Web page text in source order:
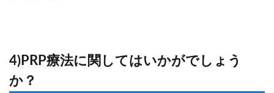
4)PRP療法に関してはいかがでしょう
か？